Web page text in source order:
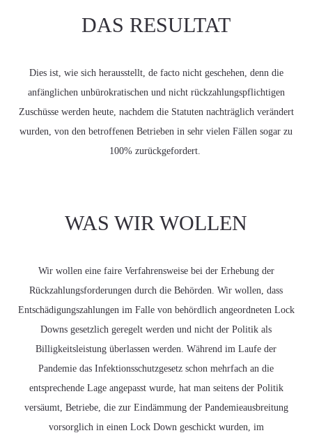
DAS RESULTAT
Dies ist, wie sich herausstellt, de facto nicht geschehen, denn die
anfänglichen unbürokratischen und nicht rückzahlungspflichtigen
Zuschüsse werden heute, nachdem die Statuten nachträglich verändert
wurden, von den betroffenen Betrieben in sehr vielen Fällen sogar zu
100% zurückgefordert.
WAS WIR WOLLEN
Wir wollen eine faire Verfahrensweise bei der Erhebung der
Rückzahlungsforderungen durch die Behörden. Wir wollen, dass
Entschädigungszahlungen im Falle von behördlich angeordneten Lock
Downs gesetzlich geregelt werden und nicht der Politik als
Billigkeitsleistung überlassen werden. Während im Laufe der
Pandemie das Infektionsschutzgesetz schon mehrfach an die
entsprechende Lage angepasst wurde, hat man seitens der Politik
versäumt, Betriebe, die zur Eindämmung der Pandemieausbreitung
vorsorglich in einen Lock Down geschickt wurden, im